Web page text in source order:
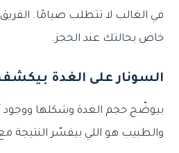
في الغالب لا تتطلب صيامًا.
خاص بحالتك عند الحجز.
السونار على الغدة بيكشف
بيوضّح حجم الغدة وشكلها ووجود
والطبيب هو اللي بيفسّر النتيجة